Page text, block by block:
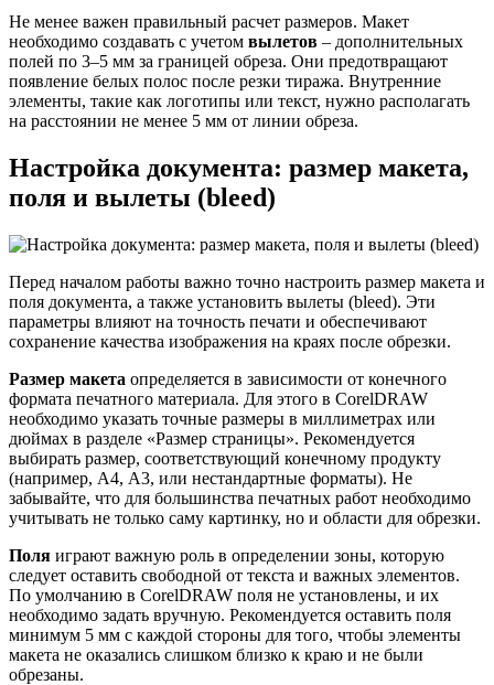
Не менее важен правильный расчет размеров. Макет
необходимо создавать с учетом вылетов – дополнительных
полей по 3–5 мм за границей обреза. Они предотвращают
появление белых полос после резки тиража. Внутренние
элементы, такие как логотипы или текст, нужно располагать
на расстоянии не менее 5 мм от линии обреза.
Настройка документа: размер макета,
поля и вылеты (bleed)
Перед началом работы важно точно настроить размер макета и
поля документа, а также установить вылеты (bleed). Эти
параметры влияют на точность печати и обеспечивают
сохранение качества изображения на краях после обрезки.
Размер макета определяется в зависимости от конечного
формата печатного материала. Для этого в CorelDRAW
необходимо указать точные размеры в миллиметрах или
дюймах в разделе «Размер страницы». Рекомендуется
выбирать размер, соответствующий конечному продукту
(например, А4, А3, или нестандартные форматы). Не
забывайте, что для большинства печатных работ необходимо
учитывать не только саму картинку, но и области для обрезки.
Поля играют важную роль в определении зоны, которую
следует оставить свободной от текста и важных элементов.
По умолчанию в CorelDRAW поля не установлены, и их
необходимо задать вручную. Рекомендуется оставить поля
минимум 5 мм с каждой стороны для того, чтобы элементы
макета не оказались слишком близко к краю и не были
обрезаны.